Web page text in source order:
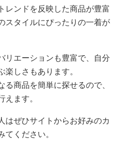
レンドを反映した商品が豊富
スタイルにぴったりの一着が
リエーションも豊富で、自分
楽しさもあります。
商品を簡単に探せるので、
えます。
はぜひサイトからお好みのカ
てください。